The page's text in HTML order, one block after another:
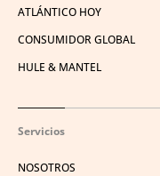
ATLÁNTICO HOY
CONSUMIDOR GLOBAL
HULE & MANTEL
Servicios
NOSOTROS